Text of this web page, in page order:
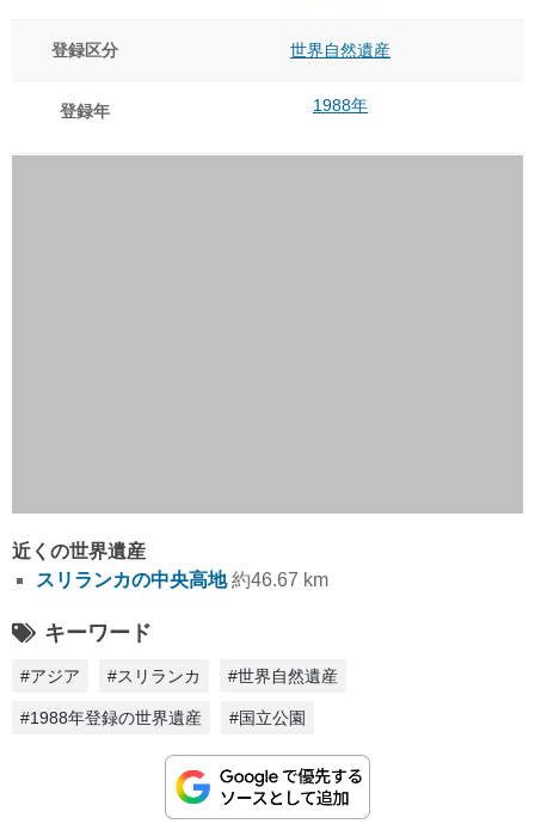
登録区分 世界自然遺産
登録年 1988年
近くの世界遺産
スリランカの中央高地 約46.67 km
キーワード
#アジア #スリランカ #世界自然遺産
#1988年登録の世界遺産 #国立公園